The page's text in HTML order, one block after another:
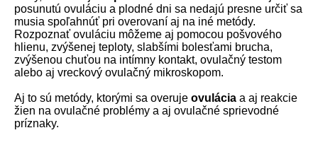
posunutú ovuláciu a plodné dni sa nedajú presne určiť sa
musia spoľahnúť pri overovaní aj na iné metódy.
Rozpoznať ovuláciu môžeme aj pomocou pošvového
hlienu, zvýšenej teploty, slabšími bolesťami brucha,
zvýšenou chuťou na intímny kontakt, ovulačný testom
alebo aj vreckový ovulačný mikroskopom.
Aj to sú metódy, ktorými sa overuje ovulácia a aj reakcie
žien na ovulačné problémy a aj ovulačné sprievodné
príznaky.